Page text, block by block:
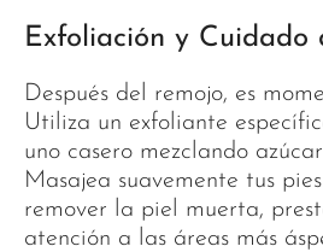
Exfoliación y Cuidado
Después del remojo, es
Utiliza un exfoliante
uno casero mezclando
Masajea suavemente tus
remover la piel muerta,
atención a las áreas más